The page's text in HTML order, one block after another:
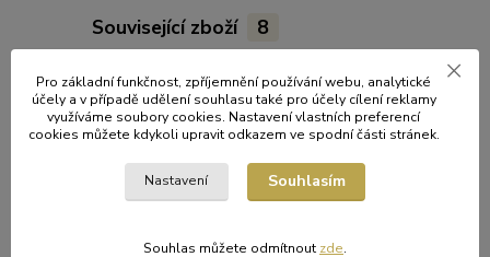
Související zboží 8
Pro základní funkčnost, zpříjemnění používání webu, analytické
účely a v případě udělení souhlasu také pro účely cílení reklamy
využíváme soubory cookies. Nastavení vlastních preferencí
cookies můžete kdykoli upravit odkazem ve spodní části stránek.
Nastavení Souhlasím
Souhlas můžete odmítnout zde.